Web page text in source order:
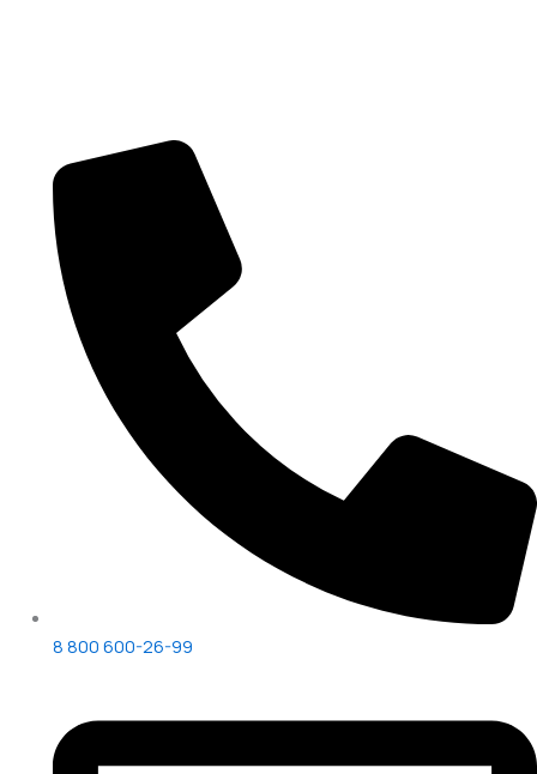
8 800 600-26-99